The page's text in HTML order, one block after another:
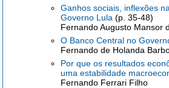
Ganhos sociais, inflexões
Governo Lula (p. 35-48)
Fernando Augusto Mansor
O Banco Central no
Fernando de Holanda
Por que os resultados
uma estabilidade
Fernando Ferrari Filho